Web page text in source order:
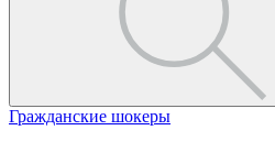
Гражданские шокеры